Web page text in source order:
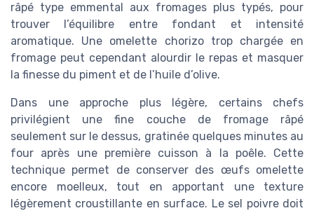
râpé type emmental aux fromages plus typés, pour
trouver l’équilibre entre fondant et intensité
aromatique. Une omelette chorizo trop chargée en
fromage peut cependant alourdir le repas et masquer
la finesse du piment et de l’huile d’olive.
Dans une approche plus légère, certains chefs
privilégient une fine couche de fromage râpé
seulement sur le dessus, gratinée quelques minutes au
four après une première cuisson à la poêle. Cette
technique permet de conserver des œufs omelette
encore moelleux, tout en apportant une texture
légèrement croustillante en surface. Le sel poivre doit